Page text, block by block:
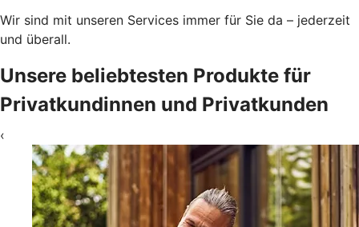
Wir sind mit unseren Services immer für Sie da – jederzeit
und überall.
Unsere beliebtesten Produkte für
Privatkundinnen und Privatkunden
‹